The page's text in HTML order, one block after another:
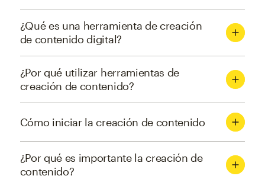
¿Qué es una herramienta de creación
de contenido digital?
¿Por qué utilizar herramientas de
creación de contenido?
Cómo iniciar la creación de contenido
¿Por qué es importante la creación de
contenido?